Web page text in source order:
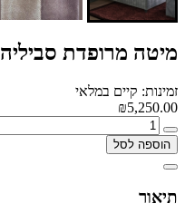
מיטה מרופדת סביליה
זמינות: קיים במלאי
₪5,250.00
הוספה לסל
תיאור